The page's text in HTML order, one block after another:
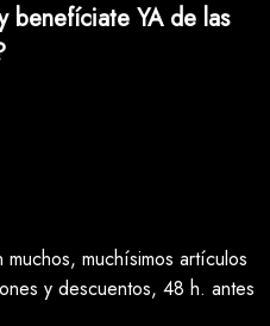
benefíciate YA de las
muchos, muchísimos artículos
y descuentos, 48 h. antes